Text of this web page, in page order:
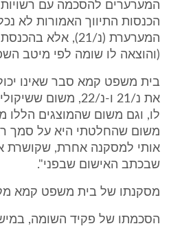
המערערים להסכמה עם
הכנסות התיווך האמורות לא
המערערת (נ/21),
(והוצאה לו שומה לפי מיטב
בית משפט קמא סבר שאינו
את נ/21 ו-נ/22,
לו, וגם משום שהמוצגים הללו
משום שהחלטתי היא על סמך
אותי למסקנה אחרת, שקושרת
שבכתב האישום שבפני".
מסקנתו של בית משפט קמא
הסכמתו של פקיד השומה,